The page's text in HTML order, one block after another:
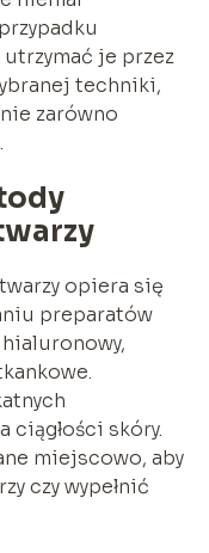
je przez
techniki,
zarówno
opiera się
preparatów
ciągłości skóry.
miejscowo, aby
czy wypełnić